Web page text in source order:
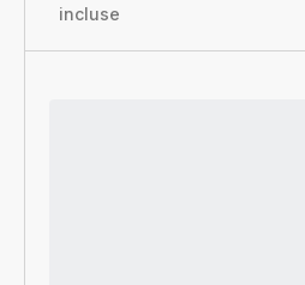
incluse